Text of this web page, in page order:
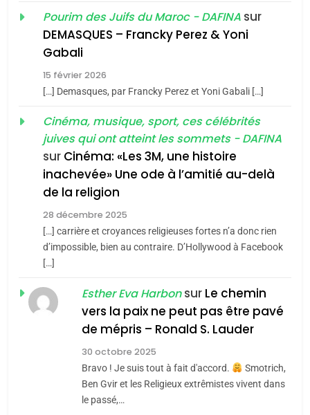
Oeil ravageur – Vanessa
De Loya Stauber
«Tu dis génocide, je dis
guerre»: La nouvelle
chanson de Boy George
ISRAÉL JUDAISME
Accords d’Isaac:
l’alliance pourrait
s’étendre à 13 pays
d’Amérique latine
ISRAÉL JUDAISME
2025, l’année la plus
meurtrière selon le
Pourim des Juifs du Maroc - DAFINA sur
DEMASQUES – Francky Perez & Yoni
Gabali
15 février 2026
[…] Demasques, par Francky Perez et Yoni Gabali […]
Cinéma, musique, sport, ces célébrités
juives qui ont atteint les sommets - DAFINA
sur Cinéma: «Les 3M, une histoire
inachevée» Une ode à l’amitié au-delà
de la religion
28 décembre 2025
[…] carrière et croyances religieuses fortes n’a donc rien
d’impossible, bien au contraire. D’Hollywood à Facebook
[…]
Esther Eva Harbonsur Le chemin
vers la paix ne peut pas être pavé
de mépris – Ronald S. Lauder
30 octobre 2025
Bravo ! Je suis tout à fait d'accord.
Smotrich,
Ben Gvir et les Religieux extrêmistes vivent dans
le passé,…
meurtrière selon le rapport
l’antisémitisme
FIÈRE, DIGNE ET RÉSILIENTE :
POURQUOI JE REVENDIQUE
MA JUDAÏTE par Thérèse
Zrihen-Dvir
ISRAÉL
CE QUI NOUS MANQUE –
JUDAISME
Maroc : Les amandes de
Tafraout, le miel de Tadla
Azilal consacrés produits
du terroir
DAFINA MAROC